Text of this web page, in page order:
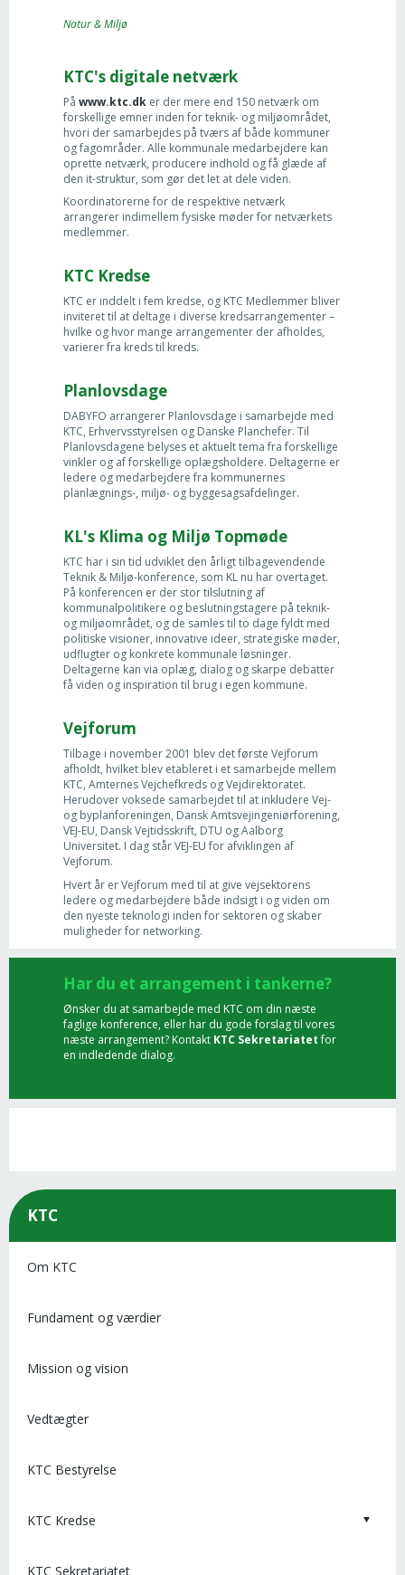
Natur & Miljø
KTC's digitale netværk
På www.ktc.dk er der mere end 150 netværk om
forskellige emner inden for teknik- og miljøområdet,
hvori der samarbejdes på tværs af både kommuner
og fagområder. Alle kommunale medarbejdere kan
oprette netværk, producere indhold og få glæde af
den it-struktur, som gør det let at dele viden.
Koordinatorerne for de respektive netværk
arrangerer indimellem fysiske møder for netværkets
medlemmer.
KTC Kredse
KTC er inddelt i fem kredse, og KTC Medlemmer bliver
inviteret til at deltage i diverse kredsarrangementer –
hvilke og hvor mange arrangementer der afholdes,
varierer fra kreds til kreds.
Planlovsdage
DABYFO arrangerer Planlovsdage i samarbejde med
KTC, Erhvervsstyrelsen og Danske Planchefer. Til
Planlovsdagene belyses et aktuelt tema fra forskellige
vinkler og af forskellige oplægsholdere. Deltagerne er
ledere og medarbejdere fra kommunernes
planlægnings-, miljø- og byggesagsafdelinger.
KL's Klima og Miljø Topmøde
KTC har i sin tid udviklet den årligt tilbagevendende
Teknik & Miljø-konference, som KL nu har overtaget.
På konferencen er der stor tilslutning af
kommunalpolitikere og beslutningstagere på teknik-
og miljøområdet, og de samles til to dage fyldt med
politiske visioner, innovative ideer, strategiske møder,
udflugter og konkrete kommunale løsninger.
Deltagerne kan via oplæg, dialog og skarpe debatter
få viden og inspiration til brug i egen kommune.
Vejforum
Tilbage i november 2001 blev det første Vejforum
afholdt, hvilket blev etableret i et samarbejde mellem
KTC, Amternes Vejchefkreds og Vejdirektoratet.
Herudover voksede samarbejdet til at inkludere Vej-
og byplanforeningen, Dansk Amtsvejingeniørforening,
VEJ-EU, Dansk Vejtidsskrift, DTU og Aalborg
Universitet. I dag står VEJ-EU for afviklingen af
Vejforum.
Hvert år er Vejforum med til at give vejsektorens
ledere og medarbejdere både indsigt i og viden om
den nyeste teknologi inden for sektoren og skaber
muligheder for networking.
Har du et arrangement i tankerne?
Ønsker du at samarbejde med KTC om din næste
faglige konference, eller har du gode forslag til vores
næste arrangement? Kontakt KTC Sekretariatetfor
en indledende dialog.
KTC
Om KTC
Fundament og værdier
Mission og vision
Vedtægter
KTC Bestyrelse
KTC Kredse
KTC Sekretariatet